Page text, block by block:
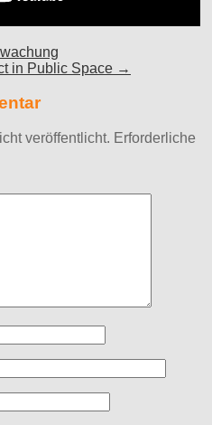
in Public Space →
veröffentlicht. Erforderliche